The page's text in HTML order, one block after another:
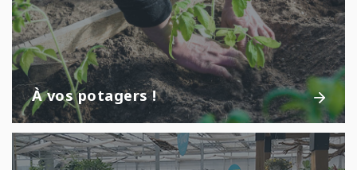
À vos potagers !